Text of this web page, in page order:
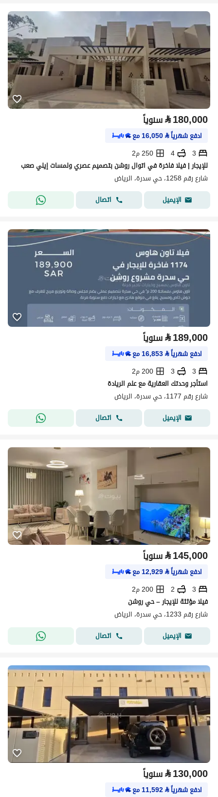
⃁180,000 سنوياً
ادفع شهرياً⃁
16,050مع
3
4
250 م2
للإيجار | فيلا فاخرة في اتوال روشن بتصميم عصري ولمسات إيلي صعب
شارع رقم 1258، حي سدرة، الرياض
الإيميل
اتصال
⃁189,000 سنوياً
ادفع شهرياً⃁
16,853مع
3
3
200 م2
استأجر وحدتك العقارية مع علم الريادة
شارع رقم 1177، حي سدرة، الرياض
الإيميل
اتصال
⃁145,000 سنوياً
ادفع شهرياً⃁
12,929مع
3
2
200 م2
فيلا مؤثثة للإيجار – حي روشن
شارع رقم 1233، حي سدرة، الرياض
الإيميل
اتصال
⃁130,000 سنوياً
ادفع شهرياً⃁
11,592مع